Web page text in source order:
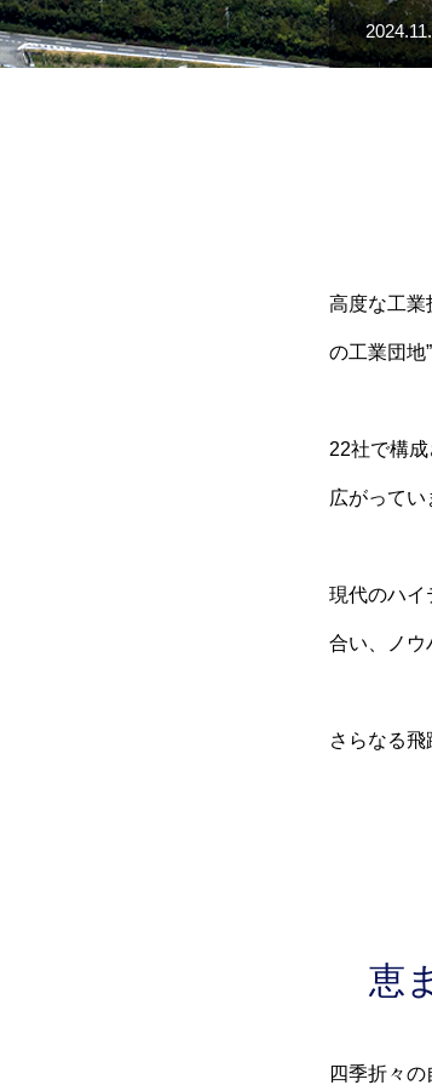
高度な工業
の工業団地
22社で構
広がってい
現代のハイ
合い、ノウ
さらなる飛
恵
四季折々